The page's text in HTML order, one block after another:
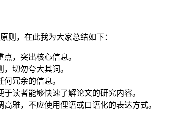
则，在此我为大家总结如下：
，突出核心信息。
切勿夸大其词。
冗余的信息。
读者能够快速了解论文的研究内容。
雅，不应使用俚语或口语化的表达方式。